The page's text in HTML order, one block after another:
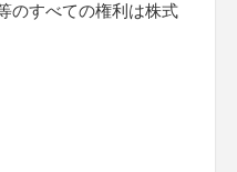
のすべての権利は株式